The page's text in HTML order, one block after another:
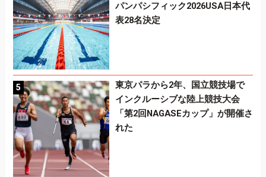
パンパシフィック2026USA日本代
表28名決定
東京パラから2年、国立競技場で
インクルーシブな陸上競技大会
「第2回NAGASEカップ」が開催さ
れた